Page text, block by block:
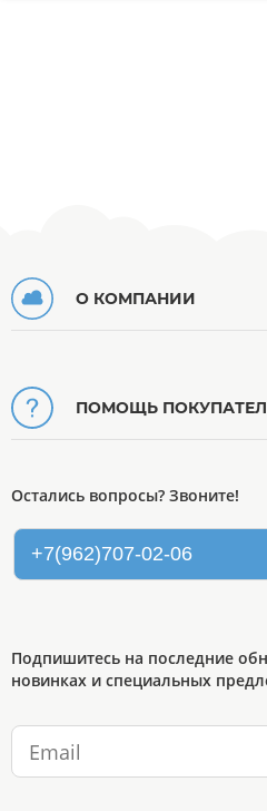
О КОМПАНИИ
ПОМОЩЬ
Остались вопросы? Звоните!
+7(962)707-02-06
Подпишитесь на последние
новинках и специальных